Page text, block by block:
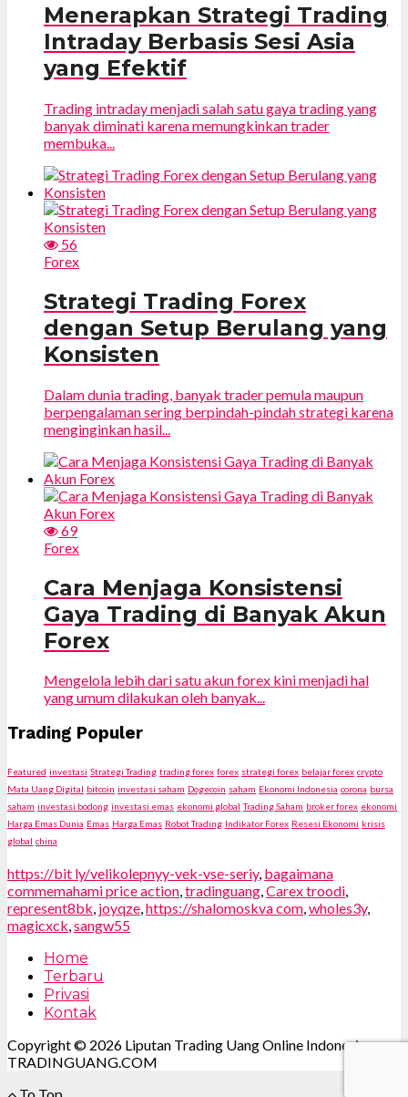
Menerapkan Strategi Trading
Intraday Berbasis Sesi Asia
yang Efektif
Trading intraday menjadi salah satu gaya trading yang
banyak diminati karena memungkinkan trader
membuka...
56
Forex
Strategi Trading Forex
dengan Setup Berulang yang
Konsisten
Dalam dunia trading, banyak trader pemula maupun
berpengalaman sering berpindah-pindah strategi karena
menginginkan hasil...
69
Forex
Cara Menjaga Konsistensi
Gaya Trading di Banyak Akun
Forex
Mengelola lebih dari satu akun forex kini menjadi hal
yang umum dilakukan oleh banyak...
Trading Populer
Featured investasi Strategi Trading trading forex forex strategi forex belajar forex crypto
Mata Uang Digital bitcoin investasi saham Dogecoin saham Ekonomi Indonesia corona bursa
saham investasi bodong investasi emas ekonomi global Trading Saham broker forex ekonomi
Harga Emas Dunia Emas Harga Emas Robot Trading Indikator Forex Resesi Ekonomi krisis
global china
https://bit ly/velikolepnyy-vek-vse-seriy, bagaimana
commemahami price action tradinguang Carex troodi
represent8bk joyqze https://shalomoskva com wholes3y,
magicxck sangw55
Home
Terbaru
Privasi
Kontak
Copyright © 2026 Liputan Trading Uang Online Indonesia.
TRADINGUANG.COM
To Top